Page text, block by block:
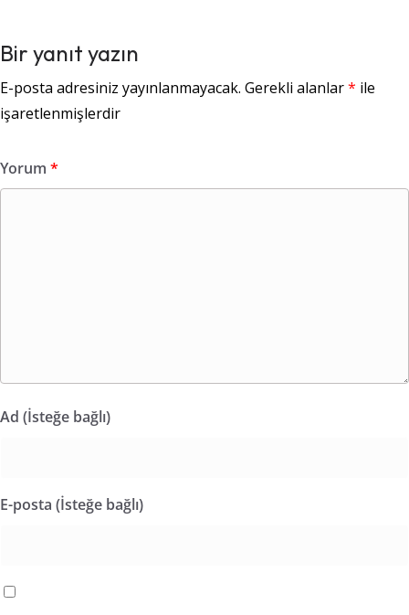
Bir yanıt yazın
E-posta adresiniz yayınlanmayacak. Gerekli alanlar* ile
işaretlenmişlerdir
Yorum *
Ad (İsteğe bağlı)
E-posta (İsteğe bağlı)